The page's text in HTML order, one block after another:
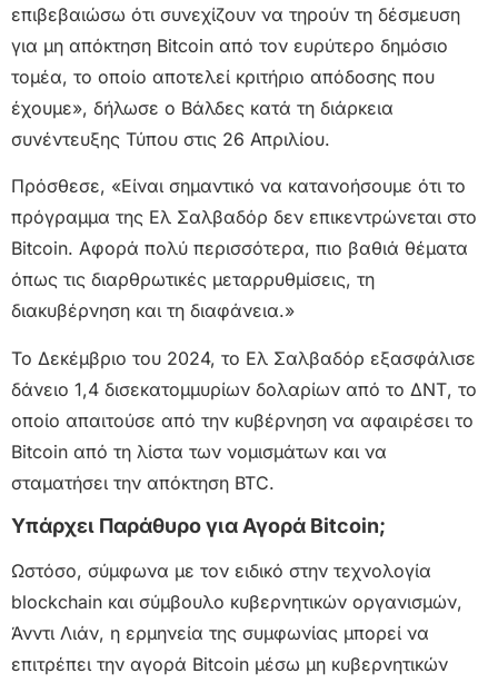
επιβεβαιώσω ότι συνεχίζουν να τηρούν τη δέσμευση
για μη απόκτηση Bitcoin από τον ευρύτερο δημόσιο
τομέα, το οποίο αποτελεί κριτήριο απόδοσης που
έχουμε», δήλωσε ο Βάλδες κατά τη διάρκεια
συνέντευξης Τύπου στις 26 Απριλίου.
Πρόσθεσε, «Είναι σημαντικό να κατανοήσουμε ότι το
πρόγραμμα της Ελ Σαλβαδόρ δεν επικεντρώνεται στο
Bitcoin. Αφορά πολύ περισσότερα, πιο βαθιά θέματα
όπως τις διαρθρωτικές μεταρρυθμίσεις, τη
διακυβέρνηση και τη διαφάνεια.»
Το Δεκέμβριο του 2024, το Ελ Σαλβαδόρ εξασφάλισε
δάνειο 1,4 δισεκατομμυρίων δολαρίων από το ΔΝΤ, το
οποίο απαιτούσε από την κυβέρνηση να αφαιρέσει το
Bitcoin από τη λίστα των νομισμάτων και να
σταματήσει την απόκτηση BTC.
Υπάρχει Παράθυρο για Αγορά Bitcoin;
Ωστόσο, σύμφωνα με τον ειδικό στην τεχνολογία
blockchain και σύμβουλο κυβερνητικών οργανισμών,
Άνντι Λιάν, η ερμηνεία της συμφωνίας μπορεί να
επιτρέπει την αγορά Bitcoin μέσω μη κυβερνητικών